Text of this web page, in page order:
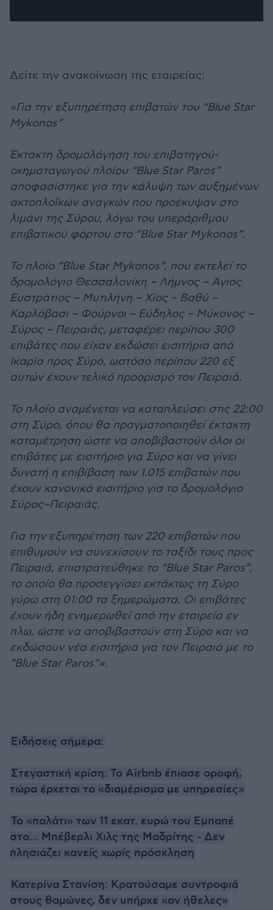
Δείτε την ανακοίνωση της εταιρείας:
«Για την εξυπηρέτηση επιβατών του “Blue Star
Mykonos”
Έκτακτη δρομολόγηση του επιβατηγού-
οχηματαγωγού πλοίου “Blue Star Paros”
αποφασίστηκε για την κάλυψη των αυξημένων
ακτοπλοϊκών αναγκών που προέκυψαν στο
λιμάνι της Σύρου, λόγω του υπεράριθμου
επιβατικού φόρτου στο “Blue Star Mykonos”.
Το πλοίο “Blue Star Mykonos”, που εκτελεί το
δρομολόγιο Θεσσαλονίκη – Λήμνος – Άγιος
Ευστράτιος – Μυτιλήνη – Χίος – Βαθύ –
Καρλόβασι – Φούρνοι – Εύδηλος – Μύκονος –
Σύρος – Πειραιάς, μεταφέρει περίπου 300
επιβάτες που είχαν εκδώσει εισιτήρια από
Ικαρία προς Σύρο, ωστόσο περίπου 220 εξ
αυτών έχουν τελικό προορισμό τον Πειραιά.
Το πλοίο αναμένεται να καταπλεύσει στις 22:00
στη Σύρο, όπου θα πραγματοποιηθεί έκτακτη
καταμέτρηση ώστε να αποβιβαστούν όλοι οι
επιβάτες με εισιτήριο για Σύρο και να γίνει
δυνατή η επιβίβαση των 1.015 επιβατών που
έχουν κανονικά εισιτήριο για το δρομολόγιο
Σύρος–Πειραιάς.
Για την εξυπηρέτηση των 220 επιβατών που
επιθυμούν να συνεχίσουν το ταξίδι τους προς
Πειραιά, επιστρατεύθηκε το “Blue Star Paros”,
το οποίο θα προσεγγίσει εκτάκτως τη Σύρο
γύρω στη 01:00 τα ξημερώματα. Οι επιβάτες
έχουν ήδη ενημερωθεί από την εταιρεία εν
πλω, ώστε να αποβιβαστούν στη Σύρο και να
εκδώσουν νέα εισιτήρια για τον Πειραιά με το
“Blue Star Paros”».
Ειδήσεις σήμερα:
Στεγαστική κρίση: Το Airbnb έπιασε οροφή,
τώρα έρχεται το «διαμέρισμα με υπηρεσίες»
Το «παλάτι» των 11 εκατ. ευρώ του Εμπαπέ
στο... Μπέβερλι Χιλς της Μαδρίτης - Δεν
πλησιάζει κανείς χωρίς πρόσκληση
Κατερίνα Στανίση: Κρατούσαμε συντροφιά
στους θαμώνες, δεν υπήρχε «αν ήθελες»